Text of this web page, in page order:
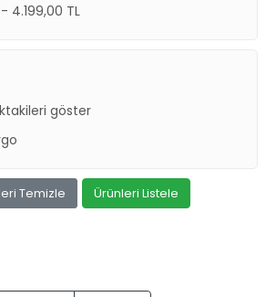
4.199,00 TL
göster
Temizle Ürünleri Listele